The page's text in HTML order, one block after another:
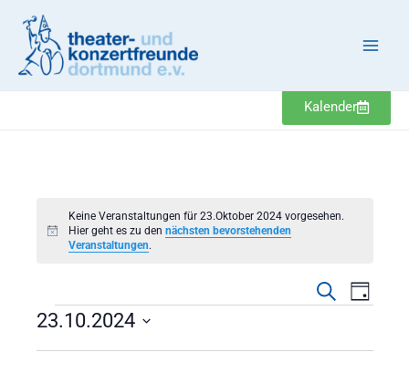
Inhalt
springen
Kalender
Hinweis
Keine Veranstaltungen für 23.Oktober 2024 vorgesehen.
Hier geht es zu den nächsten bevorstehenden
Veranstaltungen.
Suche
Ansichten,
Suche
Tag
23.10.2024